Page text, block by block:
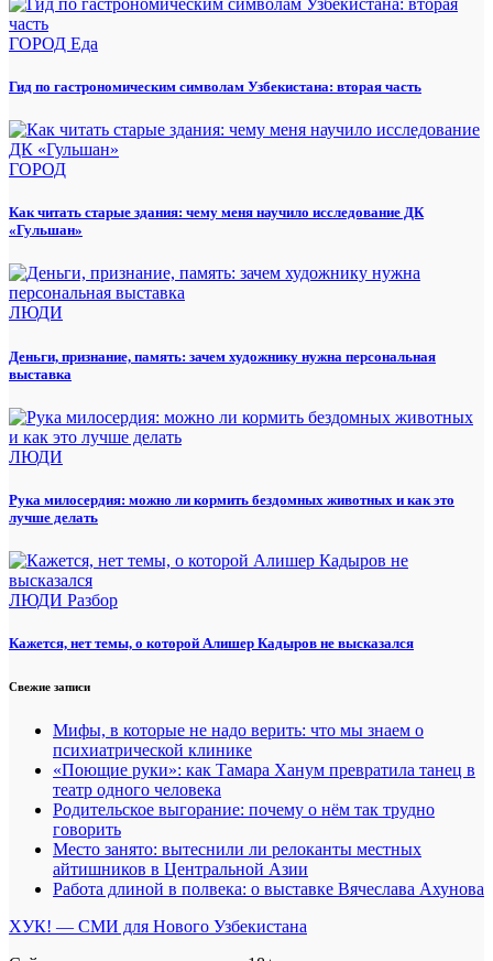
ГОРОД Еда
Гид по гастрономическим символам Узбекистана: вторая часть
ГОРОД
Как читать старые здания: чему меня научило исследование ДК
«Гульшан»
ЛЮДИ
Деньги, признание, память: зачем художнику нужна персональная
выставка
ЛЮДИ
Рука милосердия: можно ли кормить бездомных животных и как это
лучше делать
ЛЮДИ Разбор
Кажется, нет темы, о которой Алишер Кадыров не высказался
Свежие записи
Мифы, в которые не надо верить: что мы знаем о
психиатрической клинике
«Поющие руки»: как Тамара Ханум превратила танец в
театр одного человека
Родительское выгорание: почему о нём так трудно
говорить
Место занято: вытеснили ли релоканты местных
айтишников в Центральной Азии
Работа длиной в полвека: о выставке Вячеслава Ахунова
ХУК! — СМИ для Нового Узбекистана